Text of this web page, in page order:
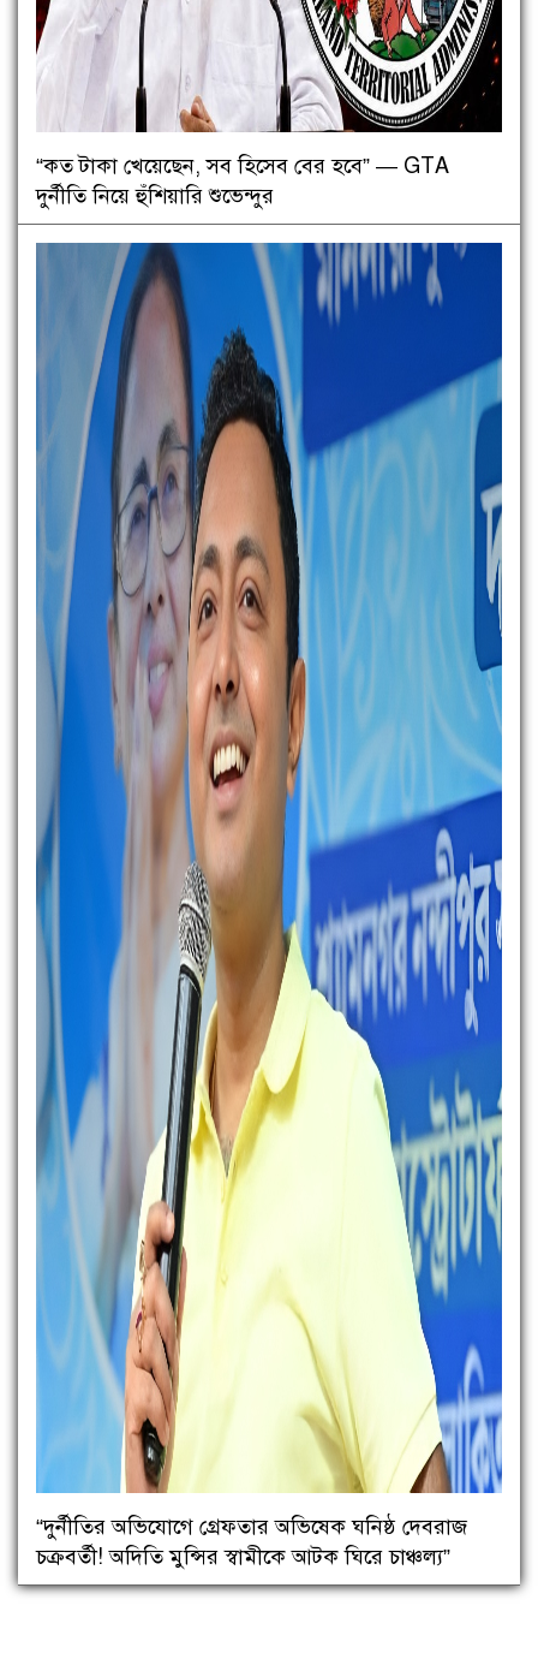
“কত টাকা খেয়েছেন, সব হিসেব বের হবে” — GTA
দুর্নীতি নিয়ে হুঁশিয়ারি শুভেন্দুর
“দুর্নীতির অভিযোগে গ্রেফতার অভিষেক ঘনিষ্ঠ দেবরাজ
চক্রবর্তী! অদিতি মুন্সির স্বামীকে আটক ঘিরে চাঞ্চল্য”